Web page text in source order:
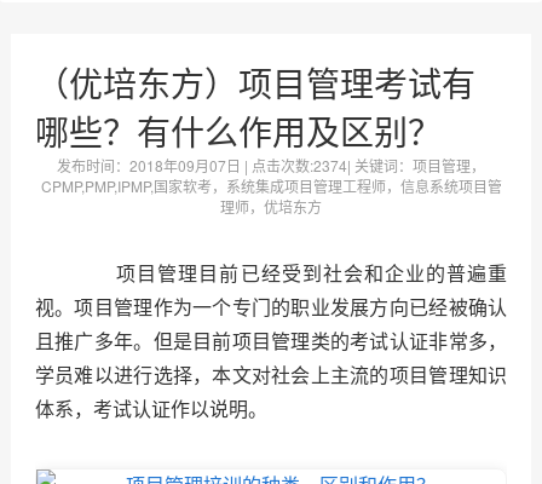
（优培东方）项目管理考试有
哪些？有什么作用及区别？
发布时间： 2018年09月07日 | 点击次数:2374| 关键词：项目管理，
CPMP,PMP,IPMP,国家软考，系统集成项目管理工程师，信息系统项目管
理师，优培东方
项目管理目前已经受到社会和企业的普遍重
视。项目管理作为一个专门的职业发展方向已经被确认
且推广多年。但是目前项目管理类的考试认证非常多，
学员难以进行选择，本文对社会上主流的项目管理知识
体系，考试认证作以说明。